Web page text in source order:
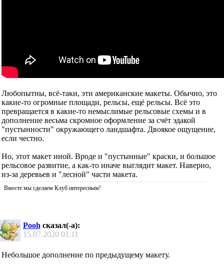
Любопытны, всё-таки, эти американские макеты. Обычно, это
какие-то огромные площади, рельсы, ещё рельсы. Всё это
превращается в какие-то немыслимые рельсовые схемы и в
дополнение весьма скромное оформление за счёт эдакой
"пустынности" окружающего ландшафта. Двоякое ощущение,
если честно.
Но, этот макет иной. Вроде и "пустынные" краски, и большое
рельсовое развитие, а как-то иначе выглядит макет. Наверно,
из-за деревьев и "лесной" части макета.
Вместе мы сделаем Клуб интересным!
Pooh сказал(-а):
15.07.2020 01:11
Небольшое дополнение по предыдущему макету.